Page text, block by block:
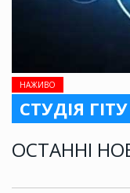
НАЖИВО
СТУДІЯ ГІТУ
ОСТАННІ